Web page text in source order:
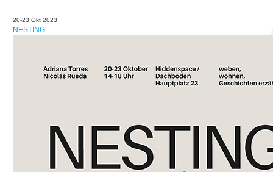
............................
20-23 Okt 2023
NESTING